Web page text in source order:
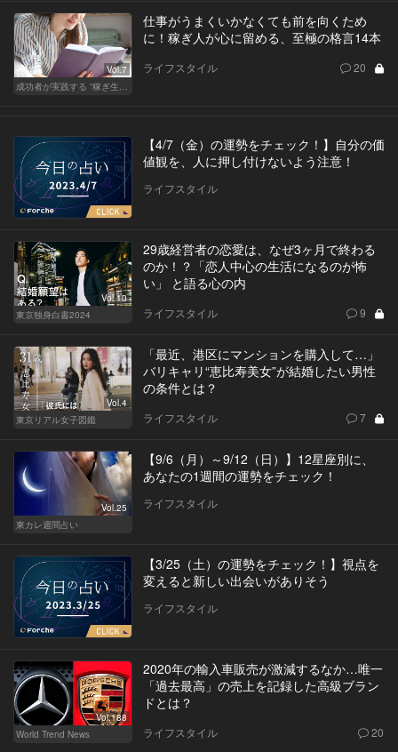
Vol.7
成功者が実践する “稼ぎ生活”
仕事がうまくいかなくても前を向くため
に！稼ぎ人が心に留める、至極の格言14本
ライフスタイル 20
【4/7（金）の運勢をチェック！】自分の価
値観を、人に押し付けないよう注意！
ライフスタイル
Vol.10
東京独身白書2024
29歳経営者の恋愛は、なぜ3ヶ月で終わる
のか！？「恋人中心の生活になるのが怖
い」 と語る心の内
ライフスタイル 9
Vol.4
東京リアル女子図鑑
「最近、港区にマンションを購入して…」
バリキャリ“恵比寿美女”が結婚したい男性
の条件とは？
ライフスタイル 7
Vol.25
東カレ週間占い
【9/6（月）～9/12（日）】12星座別に、
あなたの1週間の運勢をチェック！
ライフスタイル
【3/25（土）の運勢をチェック！】視点を
変えると新しい出会いがありそう
ライフスタイル
Vol.188
World Trend News
2020年の輸入車販売が激減するなか…唯一
「過去最高」の売上を記録した高級ブラン
ドとは？
ライフスタイル 20